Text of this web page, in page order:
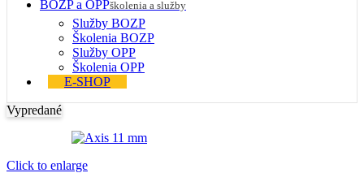
BOZP a OPPškolenia a služby
Služby BOZP
Školenia BOZP
Služby OPP
Školenia OPP
E-SHOP
Vypredané
Click to enlarge